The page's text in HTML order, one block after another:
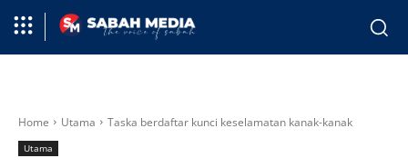
Home Utama Taska berdaftar kunci keselamatan kanak-kanak
Utama